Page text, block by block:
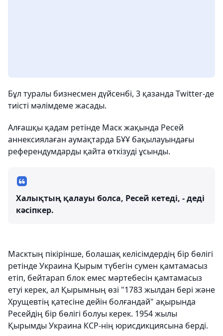
Бұл туралы бизнесмен дүйсенбі, 3 қазанда Twitter-де
тиісті мәлімдеме жасады.
Алғашқы қадам ретінде Маск жақында Ресей
аннексиялаған аумақтарда БҰҰ бақылауындағы
референдумдарды қайта өткізуді ұсынды.
Халықтың қалауы болса, Ресей кетеді, - деді
кәсіпкер.
Масктың пікірінше, болашақ келісімдердің бір бөлігі
ретінде Украина Қырым түбегін сумен қамтамасыз
етіп, бейтарап блок емес мәртебесін қамтамасыз
етуі керек, ал Қырымның өзі "1783 жылдан бері және
Хрущевтің қатесіне дейін болғандай" ақырында
Ресейдің бір бөлігі болуы керек. 1954 жылы
Қырымды Украина КСР-нің юрисдикциясына берді.